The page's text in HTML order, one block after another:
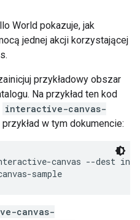
World pokazuje, jak
jednej akcji korzystającej
przykładowy obszar
Na przykład ten kod
interactive-canvas-
w tym dokumencie:
canvas --dest
sample
canvas-